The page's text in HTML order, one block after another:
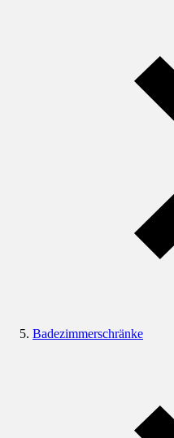
Badezimmerschränke